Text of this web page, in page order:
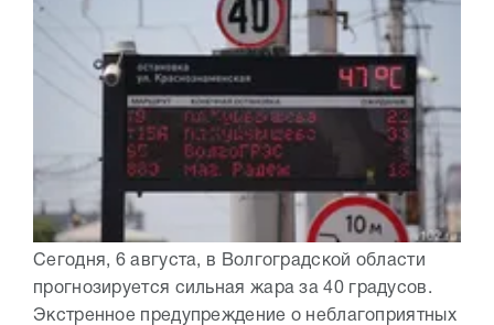
Сегодня, 6 августа, в Волгоградской области
прогнозируется сильная жара за 40 градусов.
Экстренное предупреждение о неблагоприятных